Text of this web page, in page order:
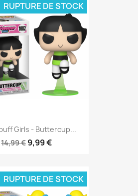
Girls - Buttercup...
14,99 € 9,99 €
RUPTURE DE STOCK
RUPTURE DE STOCK